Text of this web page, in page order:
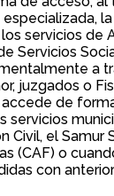
servicios de
Servicios
a
juzgados o
de
servicios
Civil, el Samur
(CAF) o
con